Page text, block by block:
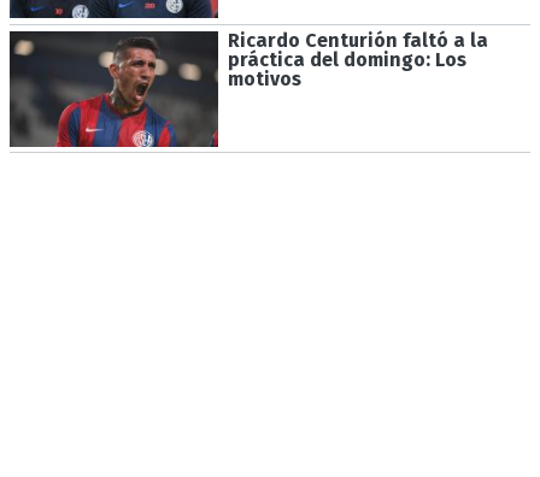
Ricardo Centurión faltó a la
práctica del domingo: Los
motivos